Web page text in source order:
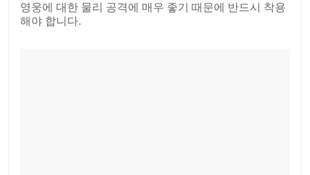
영웅에 대한 물리 공격에 매우 좋기 때문에 반드시 착용
해야 합니다.